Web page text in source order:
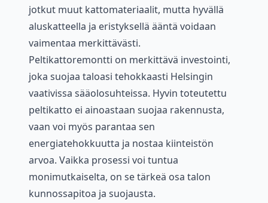
jotkut muut kattomateriaalit, mutta hyvällä
aluskatteella ja eristyksellä ääntä voidaan
vaimentaa merkittävästi.
Peltikattoremontti on merkittävä investointi,
joka suojaa taloasi tehokkaasti Helsingin
vaativissa sääolosuhteissa. Hyvin toteutettu
peltikatto ei ainoastaan suojaa rakennusta,
vaan voi myös parantaa sen
energiatehokkuutta ja nostaa kiinteistön
arvoa. Vaikka prosessi voi tuntua
monimutkaiselta, on se tärkeä osa talon
kunnossapitoa ja suojausta.